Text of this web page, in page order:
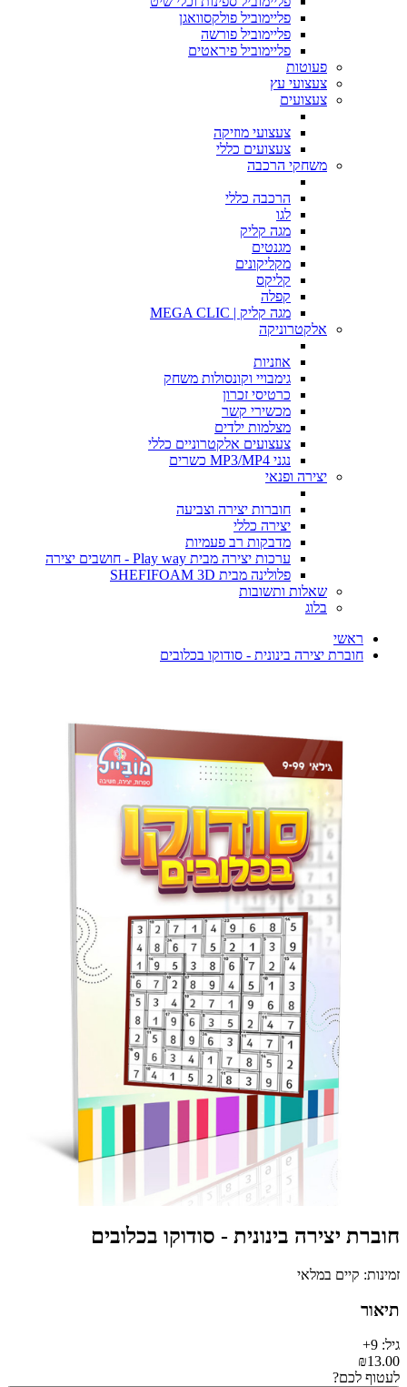
פליימוביל פולקסוואגן
פליימוביל פורשה
פליימוביל פיראטים
פעוטות
צעצועי עץ
צעצועים
צעצועי מוזיקה
צעצועים כללי
משחקי הרכבה
הרכבה כללי
לגו
מגה קליק
מגנטים
מקליקונים
קליקס
קפלה
מגה קליק | MEGA CLIC
אלקטרוניקה
אוזניות
גימבויי וקונסולות משחק
כרטיסי זכרון
מכשירי קשר
מצלמות ילדים
צעצועים אלקטרוניים כללי
נגני MP3/MP4 כשרים
יצירה ופנאי
חוברות יצירה וצביעה
יצירה כללי
מדבקות רב פעמיות
ערכות יצירה מבית Play way - חושבים יצירה
פלולינה מבית SHEFIFOAM 3D
שאלות ותשובות
בלוג
ראשי
חוברת יצירה בינונית - סודוקו בכלובים
חוברת יצירה בינונית - סודוקו בכלובים
זמינות: קיים במלאי
תיאור
גיל: 9+
₪13.00
לעטוף לכם?